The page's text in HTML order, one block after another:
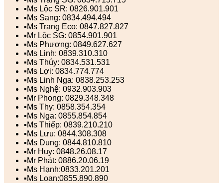
▪️Ms Lộc SR: 0826.901.901
▪️Ms Sang: 0834.494.494
▪️Ms Trang Eco: 0847.827.827
▪️Mr Lộc SG: 0854.901.901
▪️Ms Phượng: 0849.627.627
▪️Ms Linh: 0839.310.310
▪️Ms Thúy: 0834.531.531
▪️Ms Lợi: 0834.774.774
▪️Ms Linh Nga: 0838.253.253
▪️Ms Nghệ: 0932.903.903
▪️Mr Phong: 0829.348.348
▪️Ms Thy: 0858.354.354
▪️Ms Nga: 0855.854.854
▪️Ms Thiếp: 0839.210.210
▪️Ms Lưu: 0844.308.308
▪️Ms Dung: 0844.810.810
▪️Mr Huy: 0848.26.08.17
▪️Mr Phát: 0886.20.06.19
▪️Ms Hạnh:0833.201.201
▪️Ms Loan:0855.890.890